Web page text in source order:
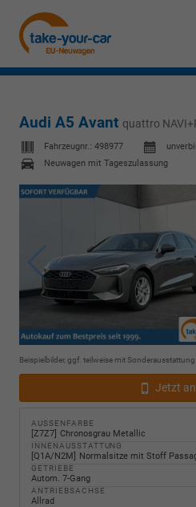
Audi A5 Avant quattro
Fahrzeugnr.: 498977
Neuwagen mit Tageszulassung
Beispielbilder, ggf. teilweise mit Sonderausstattung
Jetzt
AUSSENFARBE
Z7Z7 Chronosgrau Metallic
INNENAUSSTATTUNG
Q1A/N2M Normalsitze mit Stoff
GETRIEBE
Autom. 7-Gang
ANTRIEBSACHSE
Allrad